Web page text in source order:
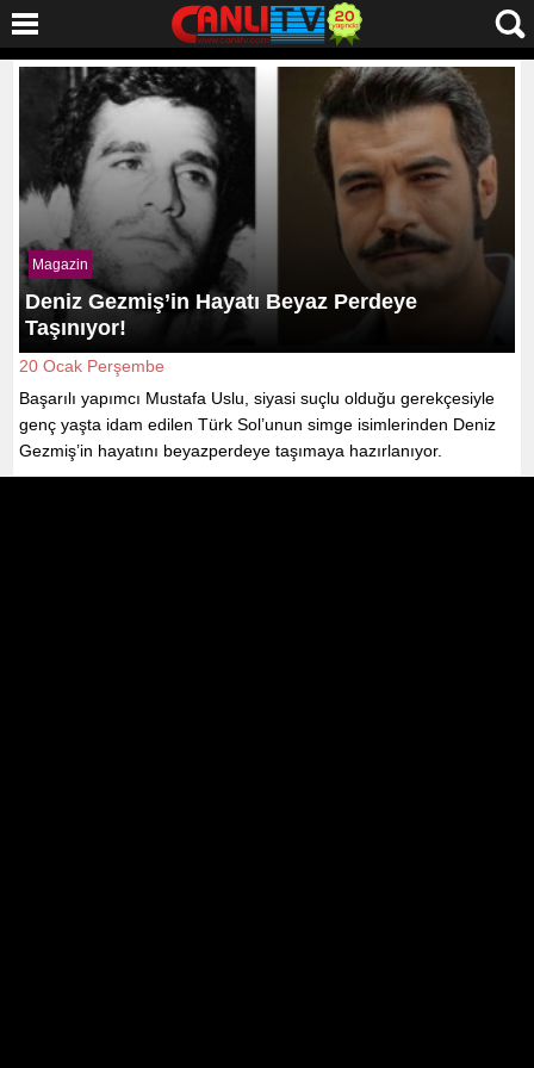
Magazin
Deniz Gezmiş’in Hayatı Beyaz Perdeye
Taşınıyor!
20 Ocak Perşembe
Başarılı yapımcı Mustafa Uslu, siyasi suçlu olduğu gerekçesiyle
genç yaşta idam edilen Türk Sol’unun simge isimlerinden Deniz
Gezmiş’in hayatını beyazperdeye taşımaya hazırlanıyor.